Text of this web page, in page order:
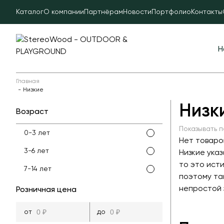
КаталогО компании Партнёрам Новости Портфолио Контакты
Главная
Низкие
Возраст
0-3 лет
3-6 лет
7-14 лет
Розничная цена
Показывать
Нет
Низкие
то это
поэтому
непростой